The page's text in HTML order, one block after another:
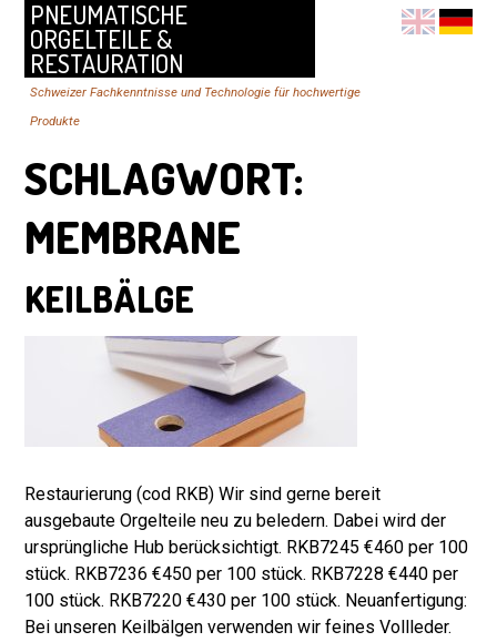
PNEUMATISCHE
ORGELTEILE &
RESTAURATION
Schweizer Fachkenntnisse und Technologie für hochwertige
Produkte
SCHLAGWORT:
MEMBRANE
KEILBÄLGE
Restaurierung (cod RKB) Wir sind gerne bereit
ausgebaute Orgelteile neu zu beledern. Dabei wird der
ursprüngliche Hub berücksichtigt. RKB7245 €460 per 100
stück. RKB7236 €450 per 100 stück. RKB7228 €440 per
100 stück. RKB7220 €430 per 100 stück. Neuanfertigung:
Bei unseren Keilbälgen verwenden wir feines Vollleder.